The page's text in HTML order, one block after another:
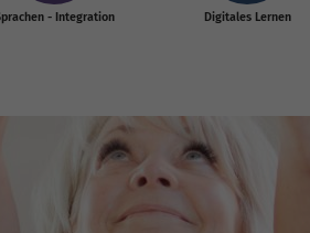
- Integration Digitales Lernen